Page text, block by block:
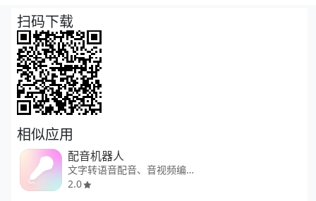
扫码下载
相似应用
配音机器人
文字转语音配音、音视频编辑工具
2.0